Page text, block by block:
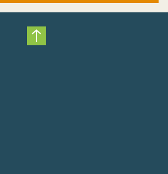
Nach oben scrollen